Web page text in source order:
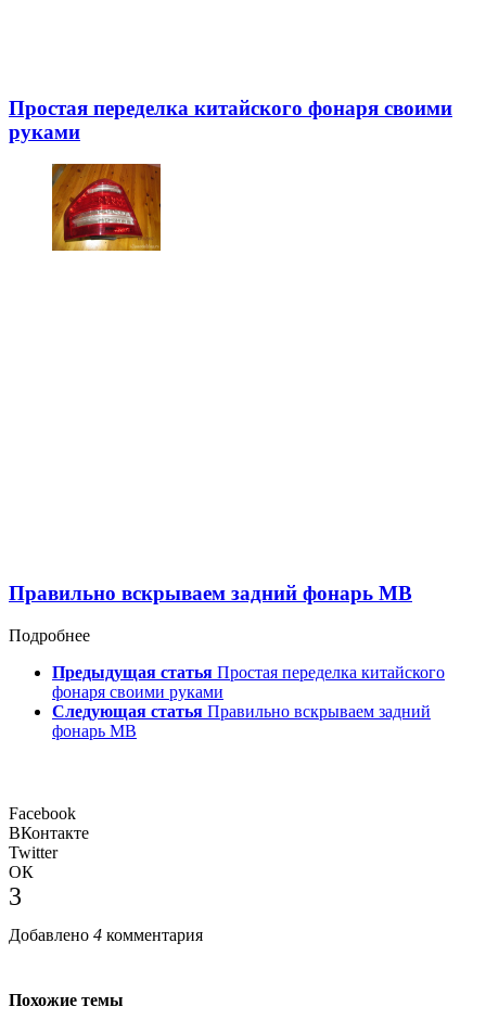
Простая переделка китайского фонаря своими
руками
Правильно вскрываем задний фонарь MB
Подробнее
Предыдущая статья Простая переделка китайского
фонаря своими руками
Следующая статья Правильно вскрываем задний
фонарь MB
Facebook
ВКонтакте
Twitter
ОК
3
Добавлено 4 комментария
Похожие темы